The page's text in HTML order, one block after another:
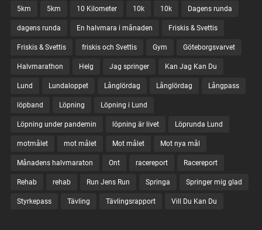
5km 5km 10 Kilometer 10k 10k Dagens runda
dagens runda En halvmara i månaden Friskis & Svettis
Friskis & Svettis friskis och Svettis Gym Göteborgsvarvet
Halvmarathon Helg Jag springer Kan Jag Kan Du
Lund Lundaloppet Långlördag Långlördag Långpass
löpband Löpning Löpning i Lund
Löpning under pandemin löpning är livet Löprunda Lund
motmålet mot målet Mot målet Mot nya mål
Månadens halvmaraton Ont racereport Racereport
Rehab rehab Run Jens Run Springa Springer mig glad
Styrkepass Tävling Tävlingsrapport Vill Du Kan Du